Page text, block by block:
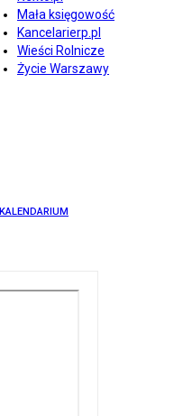
Mała księgowość
Kancelarierp.pl
Wieści Rolnicze
Życie Warszawy
KALENDARIUM